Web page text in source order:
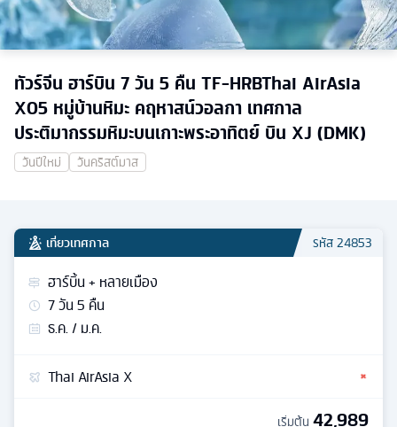
ทัวร์จีน ฮาร์บิน 7 วัน 5 คืน TF-HRBThai AirAsia
X05 หมู่บ้านหิมะ คฤหาสน์วอลกา เทศกาล
ประติมากรรมหิมะบนเกาะพระอาทิตย์ บิน XJ (DMK)
วันปีใหม่ วันคริสต์มาส
เที่ยวเทศกาล รหัส24853
ฮาร์บิ้น + หลายเมือง
7วัน5 คืน
ธ.ค. / ม.ค.
Thai AirAsia X
เริ่มต้น 42,989